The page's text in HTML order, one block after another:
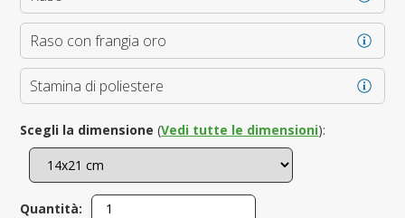
Raso con frangia oro
Stamina di poliestere
Scegli la dimensione (Vedi tutte le dimensioni):
Quantità: